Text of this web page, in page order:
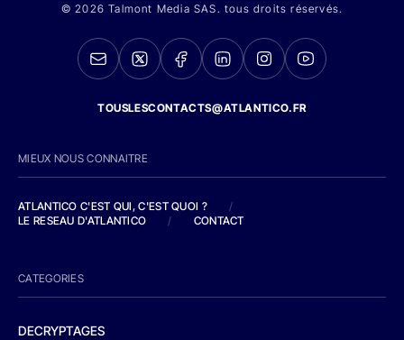
© 2026 Talmont Media SAS. tous droits réservés.
TOUSLESCONTACTS@ATLANTICO.FR
MIEUX NOUS CONNAITRE
ATLANTICO C'EST QUI, C'EST QUOI ?
/
LE RESEAU D'ATLANTICO
/ CONTACT
CATEGORIES
DECRYPTAGES